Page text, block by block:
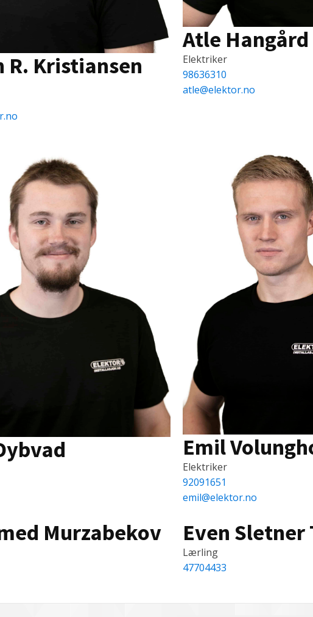
R. Kristiansen
Atle Hangård
Elektriker
98636310
atle@elektor.no
Emil
Elektriker
92091651
emil@elektor.no
Murzabekov Even
Lærling
47704433